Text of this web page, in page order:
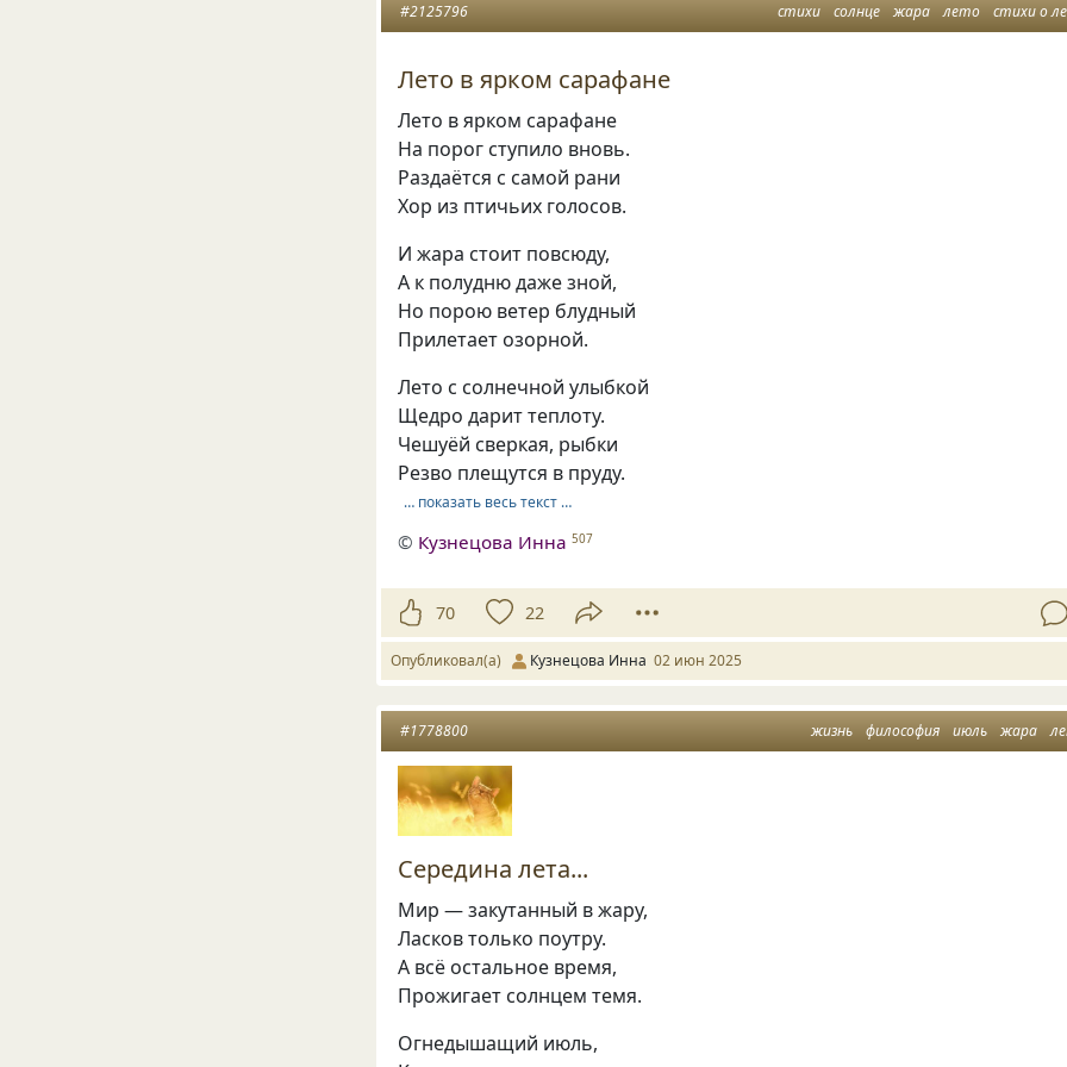
стихи солнце жара лето стихи о
#2125796
Лето в ярком сарафане
Лето в ярком сарафане
На порог ступило вновь.
Раздаётся с самой рани
Хор из птичьих голосов.
И жара стоит повсюду,
А к полудню даже зной,
Но порою ветер блудный
Прилетает озорной.
Лето с солнечной улыбкой
Щедро дарит теплоту.
Чешуёй сверкая, рыбки
Резво плещутся в пруду.
… показать весь текст …
© Кузнецова Инна 507
70 22
Опубликовал(а) Кузнецова Инна 02 июн 2025
жизнь философия июль жара
#1778800
Середина лета...
Мир — закутанный в жару,
Ласков только поутру.
А всё остальное время,
Прожигает солнцем темя.
Огнедышащий июль,